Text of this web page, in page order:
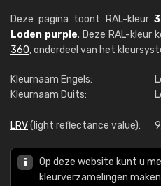
Deze pagina toont RAL-kleur
Loden purple. Deze RAL-kleur
360, onderdeel van het
Kleurnaam Engels:
Kleurnaam Duits:
LRV(light reflectance value):
Op deze website kunt u
kleurverzamelingen